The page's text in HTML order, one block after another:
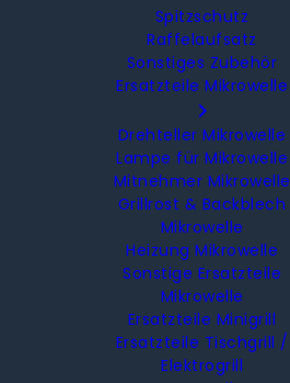
Spitzschutz
Raffelaufsatz
Sonstiges Zubehör
Ersatzteile Mikrowelle

Drehteller Mikrowelle
Lampe für Mikrowelle
Mitnehmer Mikrowelle
Grillrost & Backblech
Mikrowelle
Heizung Mikrowelle
Sonstige Ersatzteile
Mikrowelle
Ersatzteile Minigrill
Ersatzteile Tischgrill /
Elektrogrill